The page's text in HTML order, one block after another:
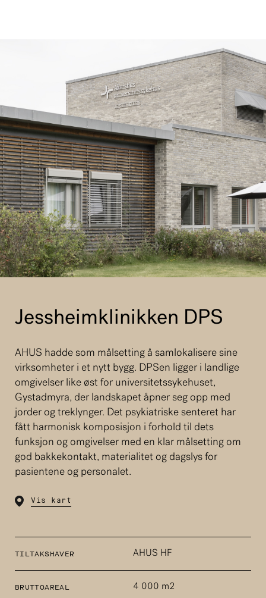
Jessheimklinikken DPS
AHUS hadde som målsetting å samlokalisere sine
virksomheter i et nytt bygg. DPSen ligger i landlige
omgivelser like øst for universitetssykehuset,
Gystadmyra, der landskapet åpner seg opp med
jorder og treklynger. Det psykiatriske senteret har
fått harmonisk komposisjon i forhold til dets
funksjon og omgivelser med en klar målsetting om
god bakkekontakt, materialitet og dagslys for
pasientene og personalet.
Vis kart
TILTAKSHAVER AHUS HF
BRUTTOAREAL 4 000 m2